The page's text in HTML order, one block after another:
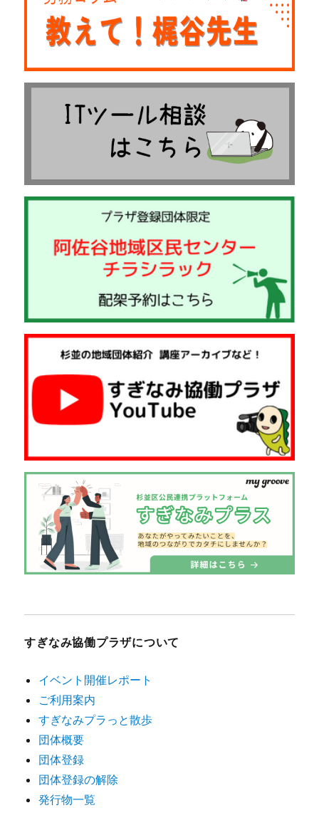
すぎなみ協働プラザについて
イベント開催レポート
ご利用案内
すぎなみプラっと散歩
団体概要
団体登録
団体登録の解除
発行物一覧